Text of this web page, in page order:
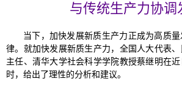
与传统生产力协调
当下，加快发展新质生产力正成为高质
律。就加快发展新质生产力，全国人大代表
主任、清华大学社会科学学院教授蔡继明在
时，给出了理性的分析和建议。